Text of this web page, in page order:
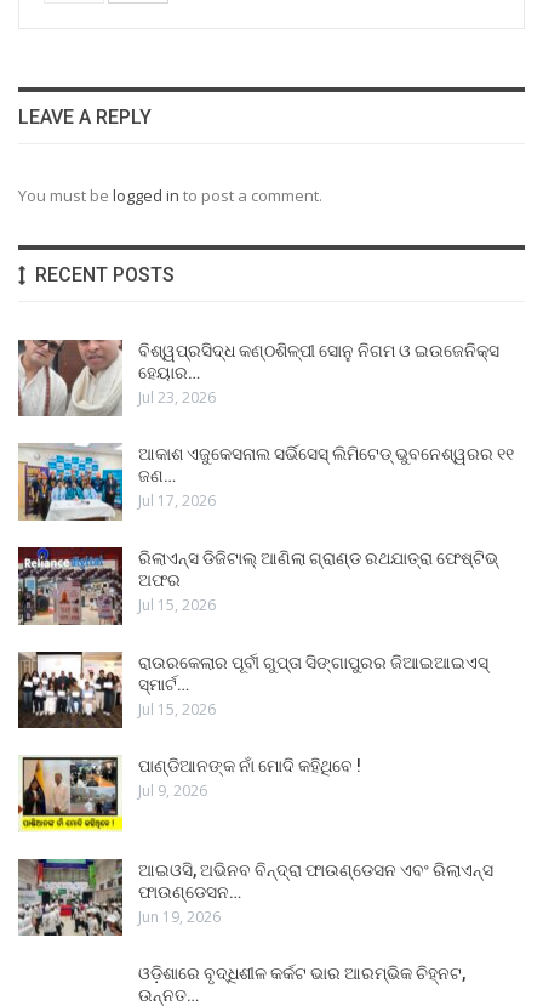
LEAVE A REPLY
You must be logged in to post a comment.
RECENT POSTS
ବିଶ୍ୱପ୍ରସିଦ୍ଧ କଣ୍ଠଶିଳ୍ପୀ ସୋନୁ ନିଗମ ଓ ଇଉଜେନିକ୍ସ
ହେୟାର…
Jul 23, 2026
ଆକାଶ ଏଜୁକେସନାଲ ସର୍ଭିସେସ୍ ଲିମିଟେଡ୍ ଭୁବନେଶ୍ୱରର ୧୧
ଜଣ…
Jul 17, 2026
ରିଲାଏନ୍ସ ଡିଜିଟାଲ୍ ଆଣିଲା ଗ୍ରାଣ୍ଡ ରଥଯାତ୍ରା ଫେଷ୍ଟିଭ୍
ଅଫର
Jul 15, 2026
ରାଉରକେଲାର ପୂର୍ବୀ ଗୁପ୍ତା ସିଙ୍ଗାପୁରର ଜିଆଇଆଇଏସ୍
ସ୍ମାର୍ଟ…
Jul 15, 2026
ପାଣ୍ଡିଆନଙ୍କ ନାଁ ମୋଦି କହିଥିବେ !
Jul 9, 2026
ଆଇଓସି, ଅଭିନବ ବିନ୍ଦ୍ରା ଫାଉଣ୍ଡେସନ ଏବଂ ରିଲାଏନ୍ସ
ଫାଉଣ୍ଡେସନ…
Jun 19, 2026
ଓଡ଼ିଶାରେ ବୃଦ୍ଧିଶୀଳ କର୍କଟ ଭାର ଆରମ୍ଭିକ ଚିହ୍ନଟ,
ଉନ୍ନତ…